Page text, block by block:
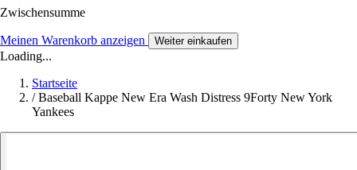
Zwischensumme
Meinen Warenkorb anzeigen Weiter einkaufen
Loading...
Startseite
/ Baseball Kappe New Era Wash Distress 9Forty New York
Yankees